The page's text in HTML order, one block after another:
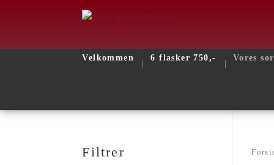
Velkommen 6 flasker 750,- Vores
Filtrer